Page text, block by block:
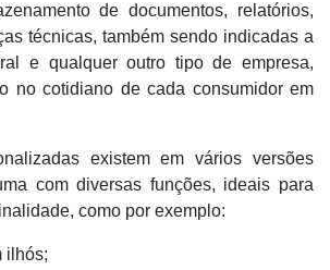
de documentos, relatórios,
técnicas, também sendo indicadas a
e qualquer outro tipo de empresa,
no cotidiano de cada consumidor em
existem em vários versões
com diversas funções, ideais para
como por exemplo:
ilhós;